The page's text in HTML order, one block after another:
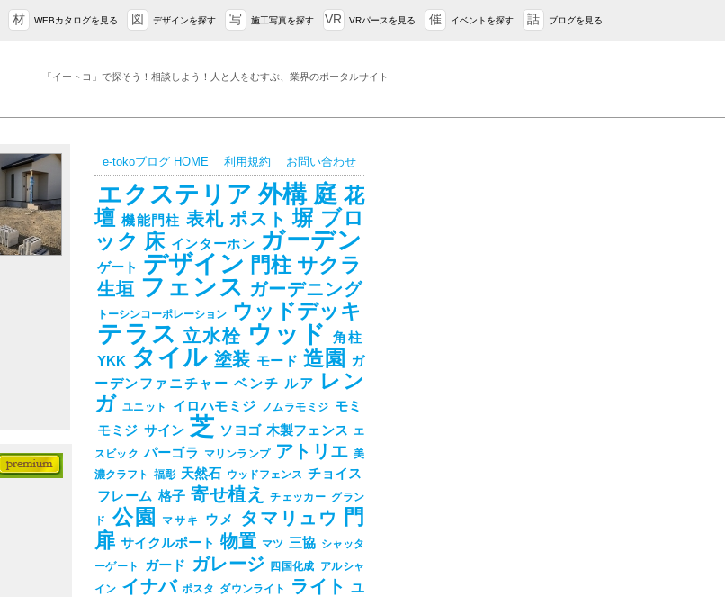
材 WEBカタログを見る 図 デザインを探す 写 施工写真を探す VR VRパースを見る 催 イベントを探す 話 ブログを見る
「イートコ」で探そう！相談しよう！人と人をむすぶ、業界のポータルサイト
e-tokoブログ HOME 利用規約 お問い合わせ
エクステリア 外構 庭 花
壇 機能門柱 表札 ポスト 塀 ブロ
ック 床 インターホン ガーデン
ゲート デザイン 門柱 サクラ
生垣 フェンス ガーデニング
トーシンコーポレーション ウッドデッキ
テラス 立水栓 ウッド
角柱
YKK タイル 塗装 モード 造園
ガ
ーデンファニチャー ベンチ ルア
レン
ガ ユニット イロハモミジ ノムラモミジ モミ
モミジ サイン 芝 ソヨゴ 木製フェンス エ
スビック パーゴラ マリンランプ アトリエ 美
濃クラフト 福彫 天然石 ウッドフェンス チョイス
フレーム 格子 寄せ植え チェッカー グラン
ド
公園 マサキ ウメ タマリュウ
門
扉 サイクルポート 物置 マツ 三協 シャッタ
ーゲート
ガード ガレージ 四国化成 アルシャ
イン イナバ ポスタ ダウンライト ライト ユ